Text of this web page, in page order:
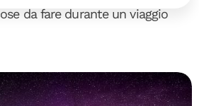
da fare durante un viaggio